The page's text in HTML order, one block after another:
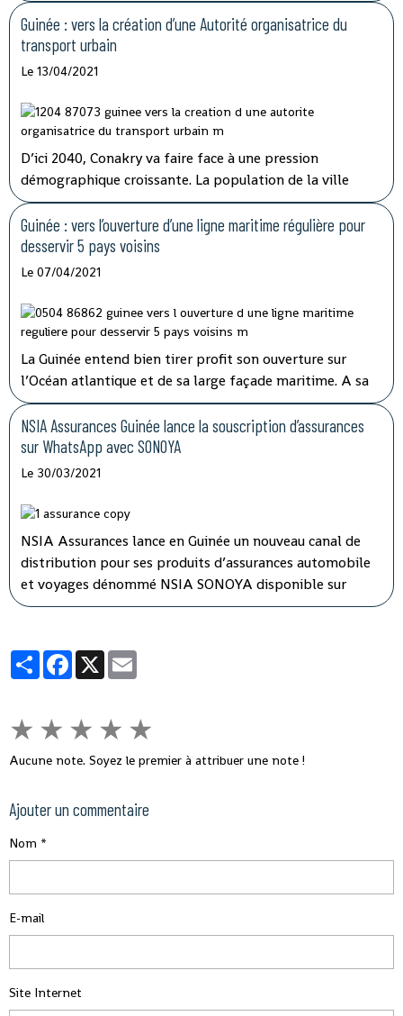
Sénégal concrétisent leur coopération dans le domaine
maritime et portuaire.
Guinée : vers la création d’une Autorité organisatrice du
transport urbain
Le 13/04/2021
D’ici 2040, Conakry va faire face à une pression
démographique croissante. La population de la ville
pourrait atteindre 5,5 millions d’habitants à cet horizon
contre 2,7 millions actuellement. Le système de
transports en commun actuellement déployé a
montré ses limites.
Guinée : vers l’ouverture d’une ligne maritime régulière pour
desservir 5 pays voisins
Le 07/04/2021
La Guinée entend bien tirer profit son ouverture sur
l’Océan atlantique et de sa large façade maritime. A sa
prise de fonction en juin 2020, la nouvelle direction de
Société navale Guinéenne (SNG) annonçait le
développement d’une véritable politique de transport
maritime tout en consolidant les acquis.
NSIA Assurances Guinée lance la souscription d’assurances
sur WhatsApp avec SONOYA
Le 30/03/2021
NSIA Assurances lance en Guinée un nouveau canal de
distribution pour ses produits d’assurances automobile
et voyages dénommé NSIA SONOYA disponible sur
WhatsApp. En recourant par messages à la souscription
leurs contrats d’assurances directement chez eux.
PartagerFacebook
X
★ ★ ★ ★ ★
Aucune note. Soyez le premier à attribuer une note !
Ajouter un commentaire
Nom
E-mail
Site Internet